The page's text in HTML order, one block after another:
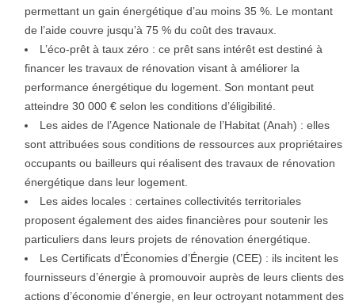
permettant un gain énergétique d’au moins 35 %. Le montant
de l’aide couvre jusqu’à 75 % du coût des travaux.
L’éco-prêt à taux zéro : ce prêt sans intérêt est destiné à
financer les travaux de rénovation visant à améliorer la
performance énergétique du logement. Son montant peut
atteindre 30 000 € selon les conditions d’éligibilité.
Les aides de l’Agence Nationale de l’Habitat (Anah) : elles
sont attribuées sous conditions de ressources aux propriétaires
occupants ou bailleurs qui réalisent des travaux de rénovation
énergétique dans leur logement.
Les aides locales : certaines collectivités territoriales
proposent également des aides financières pour soutenir les
particuliers dans leurs projets de rénovation énergétique.
Les Certificats d’Économies d’Énergie (CEE) : ils incitent les
fournisseurs d’énergie à promouvoir auprès de leurs clients des
actions d’économie d’énergie, en leur octroyant notamment des